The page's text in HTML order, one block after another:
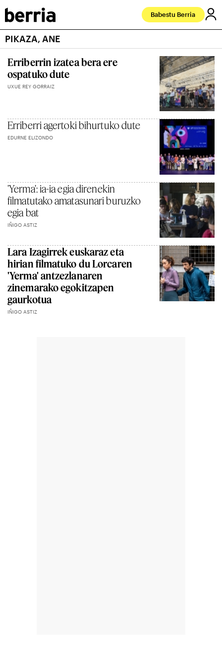
Babestu Berria
PIKAZA, ANE
Erriberrin izatea bera ere
ospatuko dute
UXUE REY GORRAIZ
Erriberri agertoki bihurtuko dute
EDURNE ELIZONDO
'Yerma': ia-ia egia direnekin
filmatutako amatasunari buruzko
egia bat
IÑIGO ASTIZ
Lara Izagirrek euskaraz eta
hirian filmatuko du Lorcaren
'Yerma' antzezlanaren
zinemarako egokitzapen
gaurkotua
IÑIGO ASTIZ